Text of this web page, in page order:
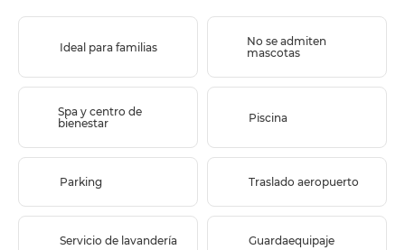
Ideal para familias
No se admiten
mascotas
Spa y centro de
bienestar
Piscina
Parking Traslado aeropuerto
Servicio de lavandería Guardaequipaje